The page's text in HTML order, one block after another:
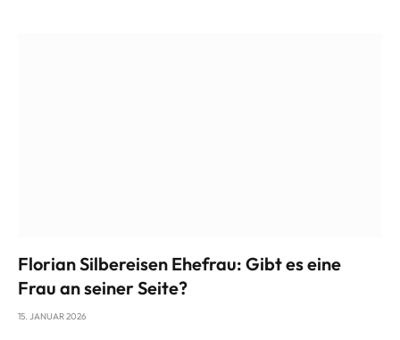
Florian Silbereisen Ehefrau: Gibt es eine
Frau an seiner Seite?
15. JANUAR 2026